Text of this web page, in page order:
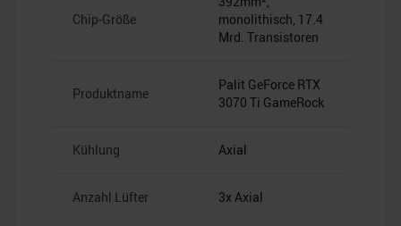
Chip-Größe
monolithisch, 17.4
Mrd. Transistoren
Produktname
Palit GeForce RTX
3070 Ti GameRock
Kühlung Axial
Anzahl Lüfter 3x Axial